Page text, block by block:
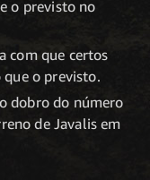
o previsto no
com que certos
que o previsto.
dobro do número
de Javalis em